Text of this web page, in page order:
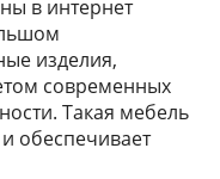
в интернет
изделия,
современных
Такая мебель
обеспечивает